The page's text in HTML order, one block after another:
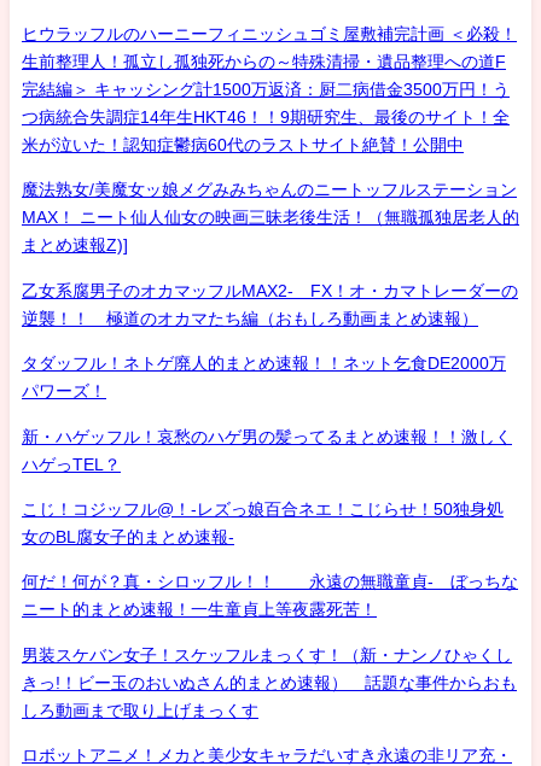
ヒウラッフルのハーニーフィニッシュゴミ屋敷補完計画 ＜必殺！
生前整理人！孤立し孤独死からの～特殊清掃・遺品整理への道F
完結編＞ キャッシング計1500万返済：厨二病借金3500万円！う
つ病統合失調症14年生HKT46！！9期研究生、最後のサイト！全
米が泣いた！認知症鬱病60代のラストサイト絶賛！公開中
魔法熟女/美魔女ッ娘メグみみちゃんのニートッフルステーション
MAX！ ニート仙人仙女の映画三昧老後生活！（無職孤独居老人的
まとめ速報Z)]
乙女系腐男子のオカマッフルMAX2- FX！オ・カマトレーダーの
逆襲！！ 極道のオカマたち編（おもしろ動画まとめ速報）
タダッフル！ネトゲ廃人的まとめ速報！！ネット乞食DE2000万
パワーズ！
新・ハゲッフル！哀愁のハゲ男の髪ってるまとめ速報！！激しく
ハゲっTEL？
こじ！コジッフル@！-レズっ娘百合ネエ！こじらせ！50独身処
女のBL腐女子的まとめ速報-
何だ！何が？真・シロッフル！！ 永遠の無職童貞- ぼっちな
ニート的まとめ速報！一生童貞上等夜露死苦！
男装スケバン女子！スケッフルまっくす！（新・ナンノひゃくし
きっ!！ビー玉のおいぬさん的まとめ速報） 話題な事件からおも
しろ動画まで取り上げまっくす
ロボットアニメ！メカと美少女キャラだいすき永遠の非リア充・